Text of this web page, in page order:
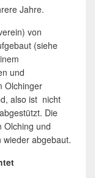
Jahre.
von
(siehe
und
Olchinger
also ist nicht
Die
Olching und
abgebaut.